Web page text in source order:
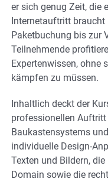
er sich genug Zeit, die
Internetauftritt braucht
Paketbuchung bis zur
Teilnehmende
Expertenwissen, ohne
kämpfen zu müssen.
Inhaltlich deckt der
professionellen
Baukastensystems
individuelle Design-
Texten und Bildern,
Domain sowie die